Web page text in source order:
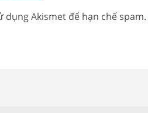
dụng Akismet để hạn chế spam.